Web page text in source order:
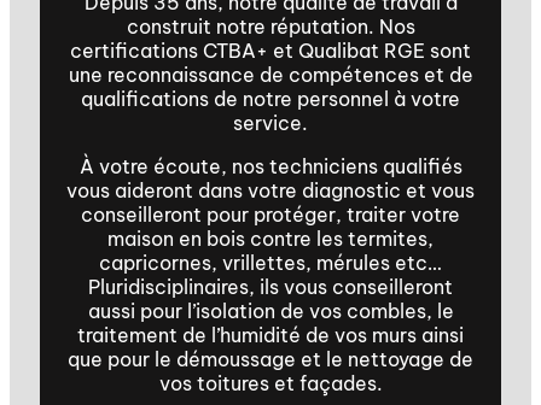
construit notre réputation. Nos
certifications CTBA+ et Qualibat RGE sont
une reconnaissance de compétences et de
qualifications de notre personnel à votre
service.
À votre écoute, nos techniciens qualifiés
vous aideront dans votre diagnostic et vous
conseilleront pour protéger, traiter votre
maison en bois contre les termites,
capricornes, vrillettes, mérules etc…
Pluridisciplinaires, ils vous conseilleront
aussi pour l’isolation de vos combles, le
traitement de l’humidité de vos murs ainsi
que pour le démoussage et le nettoyage de
vos toitures et façades.